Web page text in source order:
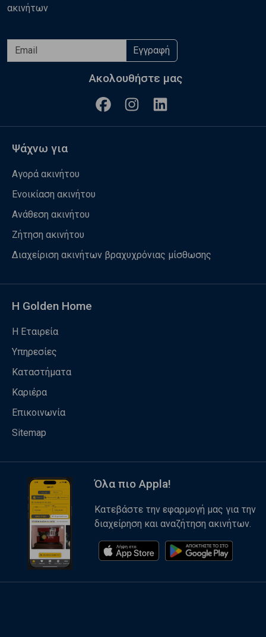
ακινήτων
Εγγραφή
Ακολουθήστε μας
Ψάχνω για
Αγορά ακινήτου
Ενοικίαση ακινήτου
Ανάθεση ακινήτου
Ζήτηση ακινήτου
Διαχείριση ακινήτων βραχυχρόνιας μίσθωσης
Η Golden Home
Η Εταιρεία
Υπηρεσίες
Καταστήματα
Καριέρα
Επικοινωνία
Sitemap
Όλα πιο Appla!
Κατεβάστε την εφαρμογή μας για την
διαχείρηση και αναζήτηση ακινήτων.